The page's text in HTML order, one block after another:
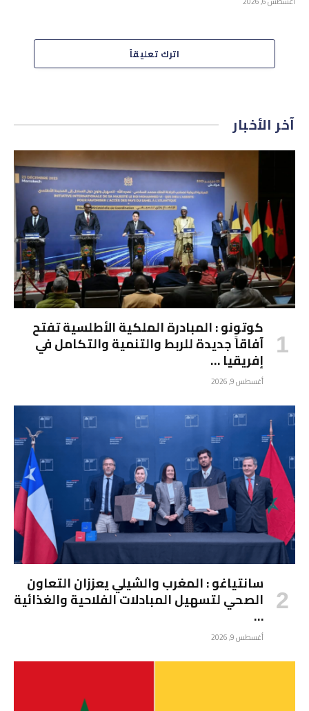
اترك تعليقاً
آخر الأخبار
كوتونو : المبادرة الملكية الأطلسية تفتح
آفاقاً جديدة للربط والتنمية والتكامل في
إفريقيا …
أغسطس 9, 2026
سانتياغو : المغرب والشيلي يعززان التعاون
الصحي لتسهيل المبادلات الفلاحية والغذائية
…
أغسطس 9, 2026